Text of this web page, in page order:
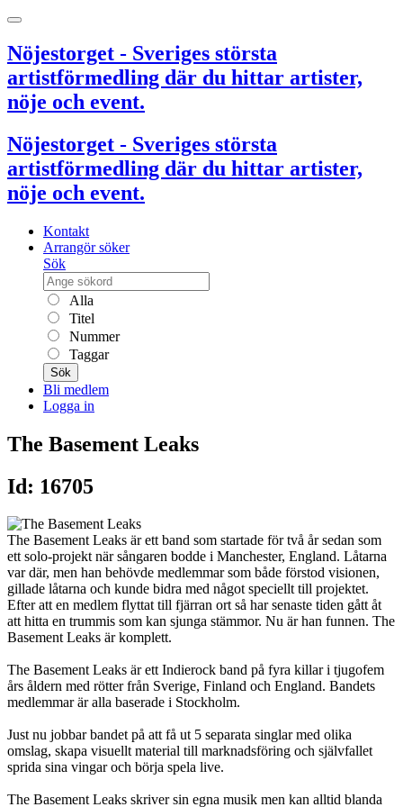
Nöjestorget - Sveriges största
artistförmedling där du hittar artister,
nöje och event.
Nöjestorget - Sveriges största
artistförmedling där du hittar artister,
nöje och event.
Kontakt
Arrangör söker
Sök
Alla
Titel
Nummer
Taggar
Sök
Bli medlem
Logga in
The Basement Leaks
Id: 16705
The Basement Leaks är ett band som startade för två år sedan som
ett solo-projekt när sångaren bodde i Manchester, England. Låtarna
var där, men han behövde medlemmar som både förstod visionen,
gillade låtarna och kunde bidra med något speciellt till projektet.
Efter att en medlem flyttat till fjärran ort så har senaste tiden gått åt
att hitta en trummis som kan sjunga stämmor. Nu är han funnen. The
Basement Leaks är komplett.
The Basement Leaks är ett Indierock band på fyra killar i tjugofem
års åldern med rötter från Sverige, Finland och England. Bandets
medlemmar är alla baserade i Stockholm.
Just nu jobbar bandet på att få ut 5 separata singlar med olika
omslag, skapa visuellt material till marknadsföring och självfallet
sprida sina vingar och börja spela live.
The Basement Leaks skriver sin egna musik men kan alltid blanda